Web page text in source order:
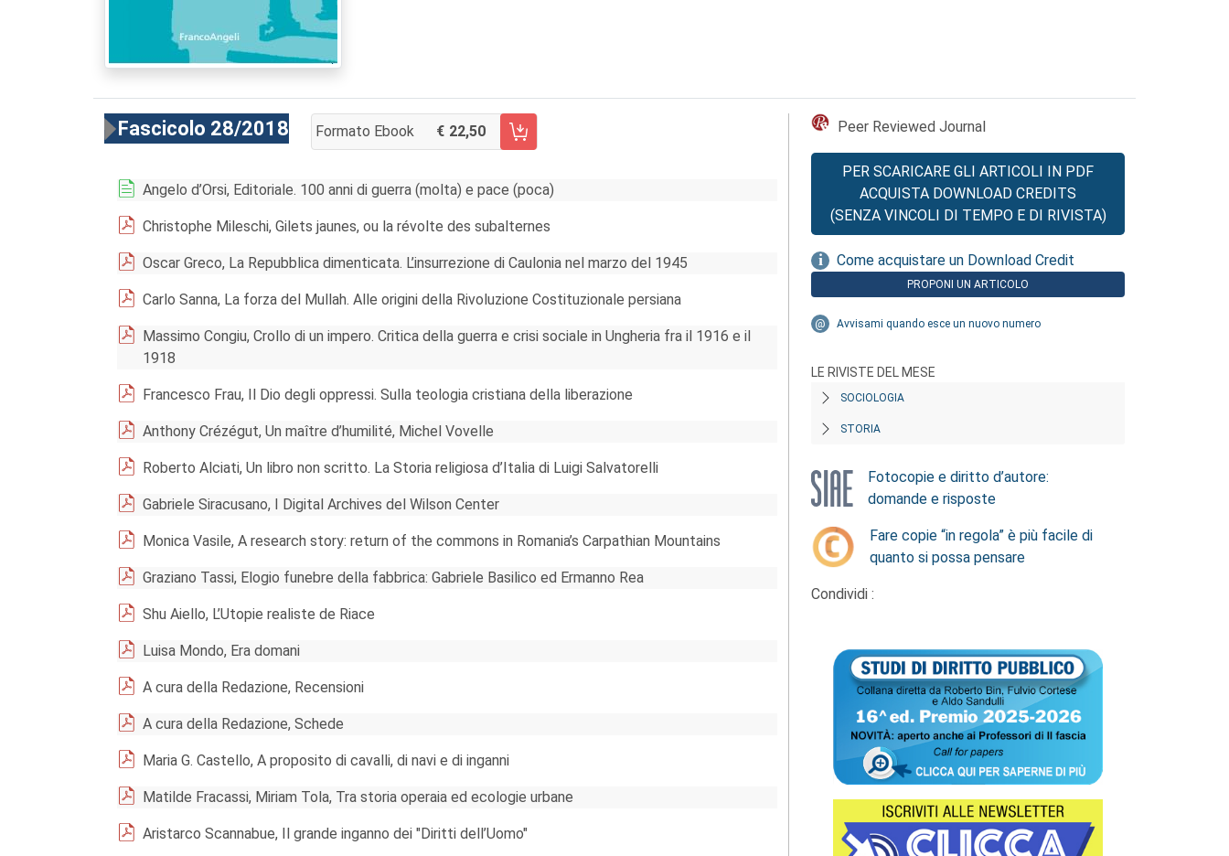
Fascicolo 28/2018 Formato Ebook 22,50
AGGIUNGI AL CARRELLO FASCICOLO 28/2018
Angelo d’Orsi, Editoriale. 100 anni di guerra (molta) e pace (poca)
Christophe Mileschi, Gilets jaunes, ou la révolte des subalternes
Oscar Greco, La Repubblica dimenticata. L’insurrezione di Caulonia nel marzo del 1945
Carlo Sanna, La forza del Mullah. Alle origini della Rivoluzione Costituzionale persiana
Massimo Congiu, Crollo di un impero. Critica della guerra e crisi sociale in Ungheria fra il 1916 e il
1918
Francesco Frau, Il Dio degli oppressi. Sulla teologia cristiana della liberazione
Anthony Crézégut, Un maître d’humilité, Michel Vovelle
Roberto Alciati, Un libro non scritto. La Storia religiosa d’Italia di Luigi Salvatorelli
Gabriele Siracusano, I Digital Archives del Wilson Center
Monica Vasile, A research story: return of the commons in Romania’s Carpathian Mountains
Graziano Tassi, Elogio funebre della fabbrica: Gabriele Basilico ed Ermanno Rea
Shu Aiello, L’Utopie realiste de Riace
Luisa Mondo, Era domani
A cura della Redazione, Recensioni
A cura della Redazione, Schede
Maria G. Castello, A proposito di cavalli, di navi e di inganni
Matilde Fracassi, Miriam Tola, Tra storia operaia ed ecologie urbane
Aristarco Scannabue, Il grande inganno dei "Diritti dell’Uomo"
Peer Reviewed Journal
PER SCARICARE GLI ARTICOLI IN PDF
ACQUISTA DOWNLOAD CREDITS
(SENZA VINCOLI DI TEMPO E DI RIVISTA)
Come acquistare un Download Credit
PROPONI UN ARTICOLO
Avvisami quando esce un nuovo numero
LE RIVISTE DEL MESE
SOCIOLOGIA
STORIA
Fotocopie e diritto d’autore:
domande e risposte
Fare copie “in regola” è più facile di
quanto si possa pensare
Condividi :